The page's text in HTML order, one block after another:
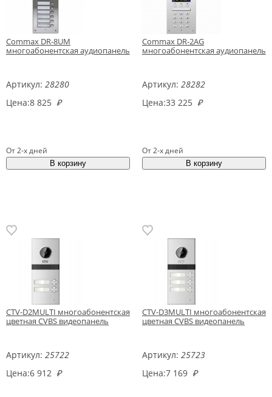
Commax DR-8UM
многоабонентская аудиопанель
Артикул: 28280
Цена:8 825 ₽
От 2-х дней
Commax DR-2AG
многоабонентская аудиопанель
Артикул: 28282
Цена:33 225 ₽
От 2-х дней
CTV-D2MULTI многоабонентская
цветная CVBS видеопанель
Артикул: 25722
Цена:6 912 ₽
CTV-D3MULTI многоабонентская
цветная CVBS видеопанель
Артикул: 25723
Цена:7 169 ₽